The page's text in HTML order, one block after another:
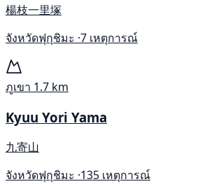
楊枝一里塚
จังหวัดฟุกุชิมะ ·7 เหตุการณ์
ภูเขา 1.7 km
Kyuu Yori Yama
九寄山
จังหวัดฟุกุชิมะ ·135 เหตุการณ์